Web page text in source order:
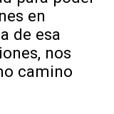
en
de esa
nos
camino